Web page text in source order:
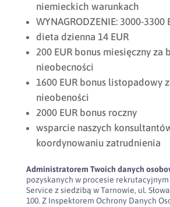
niemieckich warunkach
WYNAGRODZENIE: 3000-3300
dieta dzienna 14 EUR
200 EUR bonus miesięczny za
nieobecności
1600 EUR bonus listopadowy
nieobeności
2000 EUR bonus roczny
wsparcie naszych
koordynowaniu zatrudnienia
Administratorem Twoich danych
pozyskanych w procesie
Service z siedzibą w Tarnowie, ul.
100. Z Inspektorem Ochrony Danych